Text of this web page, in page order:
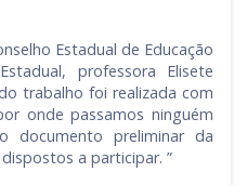
Estadual de Educação
professora Elisete
trabalho foi realizada com
onde passamos ninguém
documento preliminar da
a participar. ”